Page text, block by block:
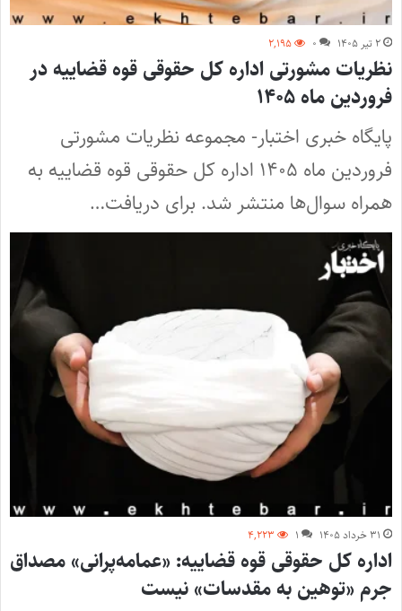
۲ تیر ۱۴۰۵ ۰ ۲,۱۹۵
نظریات مشورتی اداره کل حقوقی قوه قضاییه در
فروردین ماه ۱۴۰۵
پایگاه خبری اختبار- مجموعه نظریات مشورتی
فروردین ماه ۱۴۰۵ اداره کل حقوقی قوه قضاییه به
همراه سوال‌ها منتشر شد. برای دریافت…
۳۱ خرداد ۱۴۰۵ ۱ ۴,۲۲۳
اداره کل حقوقی قوه قضاییه: «عمامه‌پرانی» مصداق
جرم «توهین به مقدسات» نیست